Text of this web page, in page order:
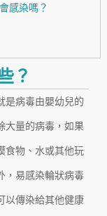
感染嗎？
？
是病毒由嬰幼兒的
大量的病毒，如果
食物、水或其他玩
，易感染輪狀病毒
以傳染給其他健康